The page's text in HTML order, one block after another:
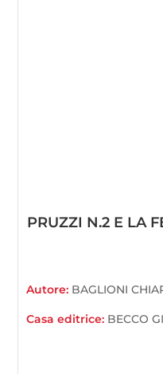
PRUZZI N.2 E LA
Autore: BAGLIONI
Casa editrice: BECCO